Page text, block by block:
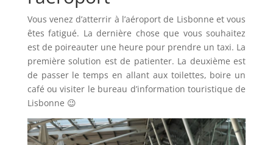
Vous venez d’atterrir à l’aéroport de Lisbonne et vous
êtes fatigué. La dernière chose que vous souhaitez
est de poireauter une heure pour prendre un taxi. La
première solution est de patienter. La deuxième est
de passer le temps en allant aux toilettes, boire un
café ou visiter le bureau d’information touristique de
Lisbonne 😉